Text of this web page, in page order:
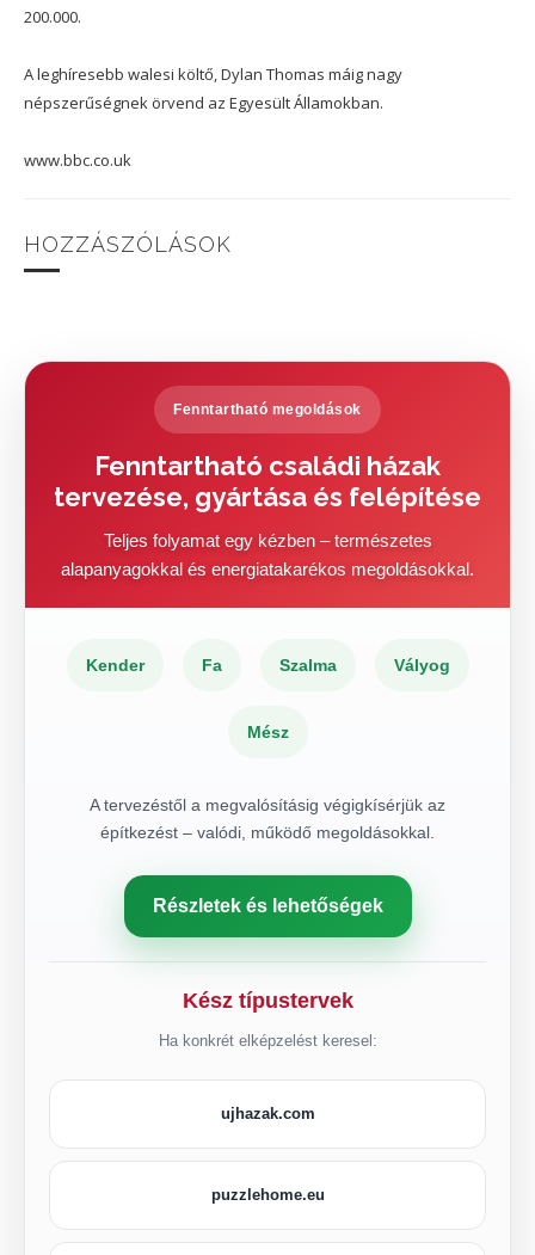
200.000.
A leghíresebb walesi költő, Dylan Thomas máig nagy
népszerűségnek örvend az Egyesült Államokban.
www.bbc.co.uk
HOZZÁSZÓLÁSOK
Fenntartható megoldások
Fenntartható családi házak
tervezése, gyártása és felépítése
Teljes folyamat egy kézben – természetes
alapanyagokkal és energiatakarékos megoldásokkal.
Kender Fa Szalma Vályog
Mész
A tervezéstől a megvalósításig végigkísérjük az
építkezést – valódi, működő megoldásokkal.
Részletek és lehetőségek
Kész típustervek
Ha konkrét elképzelést keresel:
ujhazak.com
puzzlehome.eu